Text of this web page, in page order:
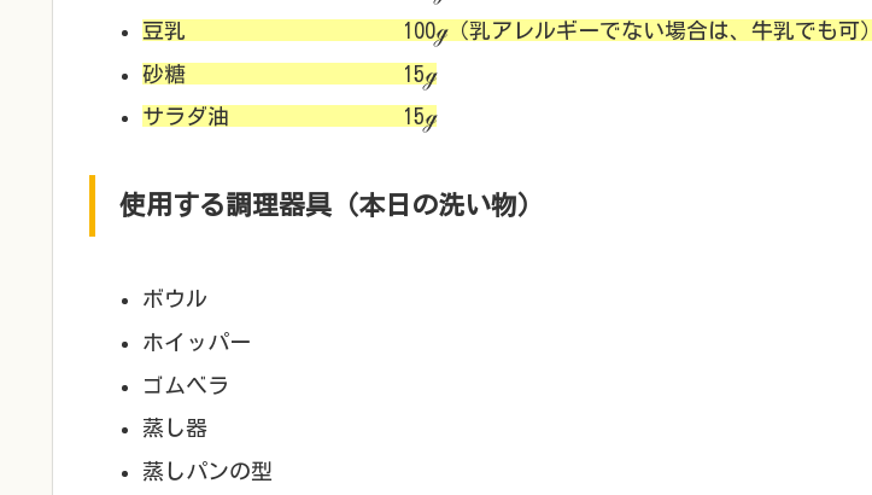
豆乳 100ℊ（乳アレルギーでない場合は、牛乳でも可）
砂糖 15ℊ
サラダ油 15ℊ
使用する調理器具（本日の洗い物）
ボウル
ホイッパー
ゴムベラ
蒸し器
蒸しパンの型